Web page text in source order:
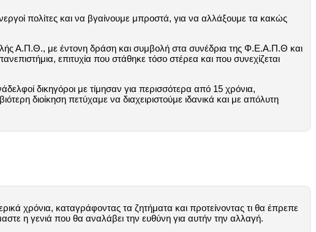
πολίτες και να βγαίνουμε μπροστά, για να αλλάξουμε τα κακώς
Α.Π.Θ., με έντονη δράση και συμβολή στα συνέδρια της Φ.Ε.Α.Π.Θ και
επιτυχία που στάθηκε τόσο στέρεα και που συνεχίζεται
δικηγόροι με τίμησαν για περισσότερα από 15 χρόνια,
διοίκηση πετύχαμε να διαχειριστούμε ιδανικά και με απόλυτη
χρόνια, καταγράφοντας τα ζητήματα και προτείνοντας τι θα έπρεπε
η γενιά που θα αναλάβει την ευθύνη για αυτήν την αλλαγή.